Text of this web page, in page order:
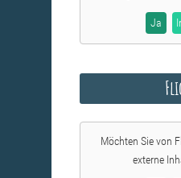
Ja
Möchten Sie von
externe